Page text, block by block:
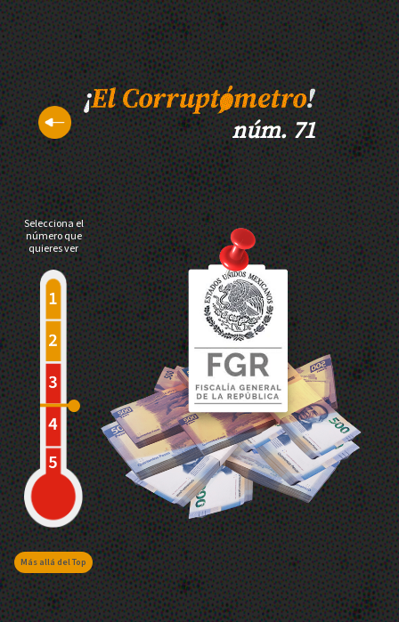
núm. 71
Selecciona el
número que
quieres ver
Más allá del Top